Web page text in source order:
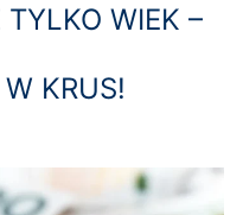
TYLKO WIEK –
KRUS!